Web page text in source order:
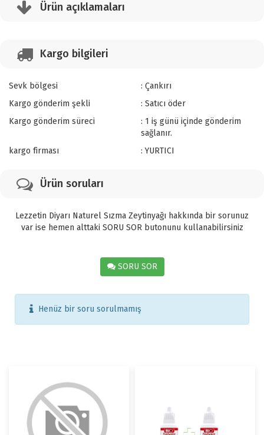
Ürün açıklamaları
Kargo bilgileri
Sevk bölgesi
: Çankırı
Kargo gönderim şekli
: Satıcı öder
Kargo gönderim süreci
: 1 iş günü içinde gönderim
sağlanır.
kargo firması
: YURTICI
Ürün soruları
Lezzetin Diyarı Naturel Sızma Zeytinyağı hakkında bir sorunuz
var ise hemen alttaki SORU SOR butonunu kullanabilirsiniz
SORU SOR
Henüz bir soru sorulmamış